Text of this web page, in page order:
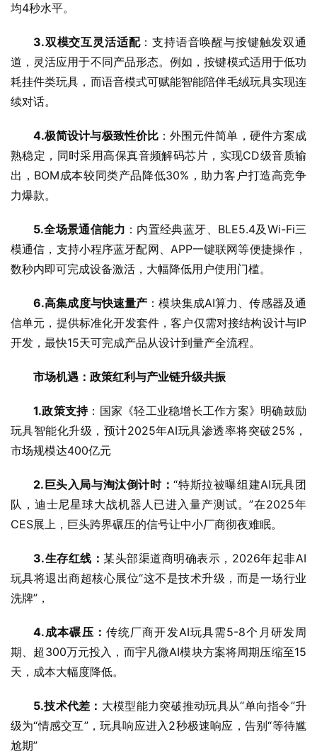
均4秒水平。
3.双模交互灵活适配：支持语音唤醒与按键触发双通
道，灵活应用于不同产品形态。例如，按键模式适用于低功
耗挂件类玩具，而语音模式可赋能智能陪伴毛绒玩具实现连
续对话。
4.极简设计与极致性价比：外围元件简单，硬件方案成
熟稳定，同时采用高保真音频解码芯片，实现CD级音质输
出，BOM成本较同类产品降低30%，助力客户打造高竞争
力爆款。
5.全场景通信能力 ：内置经典蓝牙、BLE5.4及Wi-Fi三
模通信，支持小程序蓝牙配网、APP一键联网等便捷操作，
数秒内即可完成设备激活，大幅降低用户使用门槛。
6.高集成度与快速量产 ：模块集成AI算力、传感器及通
信单元，提供标准化开发套件，客户仅需对接结构设计与IP
开发，最快15天可完成产品从设计到量产全流程。
市场机遇：政策红利与产业链升级共振
1.政策支持：国家《轻工业稳增长工作方案》明确鼓励
玩具智能化升级，预计2025年AI玩具渗透率将突破25%，
市场规模达400亿元
2.巨头入局与淘汰倒计时：“特斯拉被曝组建AI玩具团
队，迪士尼星球大战机器人已进入量产测试。”在2025年
CES展上，巨头跨界碾压的信号让中小厂商彻夜难眠。
3.生存红线：某头部渠道商明确表示，2026年起非AI
玩具将退出商超核心展位“这不是技术升级，而是一场行业
洗牌”，
4.成本碾压： 传统厂商开发AI玩具需5-8个月研发周
期、超300万元投入，而宇凡微AI模块方案将周期压缩至15
天，成本大幅度降低。
5.技术代差： 大模型能力突破推动玩具从“单向指令”升
级为“情感交互”，玩具响应进入2秒极速响应，告别“等待尴
尬期”